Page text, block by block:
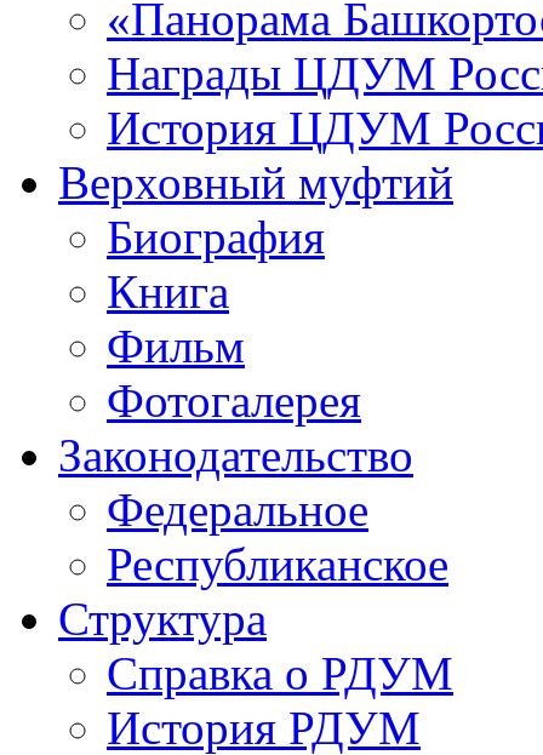
«Панорама
Награды ЦДУМ
История ЦДУМ
Верховный муфтий
Биография
Книга
Фильм
Фотогалерея
Законодательство
Федеральное
Республиканское
Структура
Справка о РДУМ
История РДУМ